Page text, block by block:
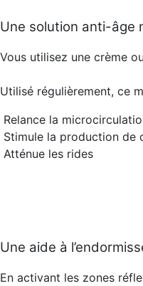
Une solution anti-âge
Vous utilisez une crème
Utilisé régulièrement, ce
Relance la
Stimule la production de
Atténue les rides
Une aide à
En activant les zones